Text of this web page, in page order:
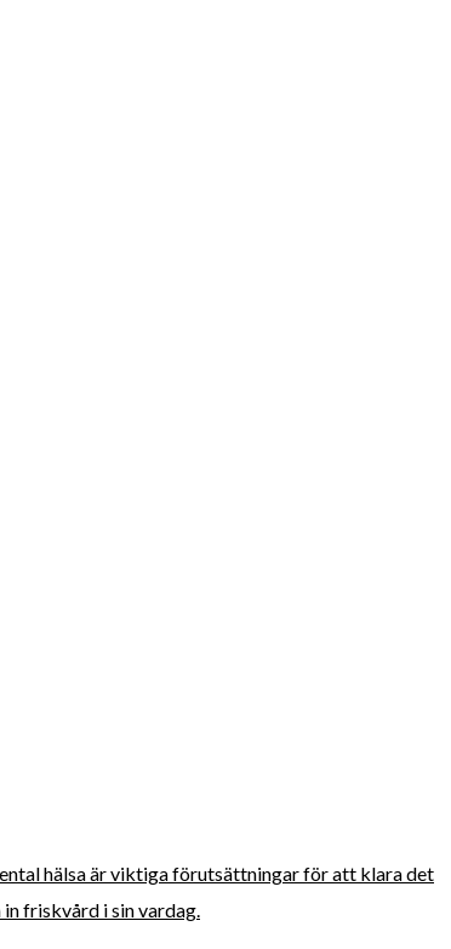
hälsa är viktiga förutsättningar för att klara det
friskvård i sin vardag.